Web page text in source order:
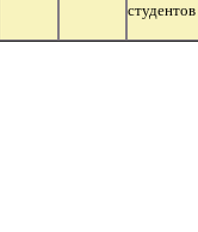
студентов